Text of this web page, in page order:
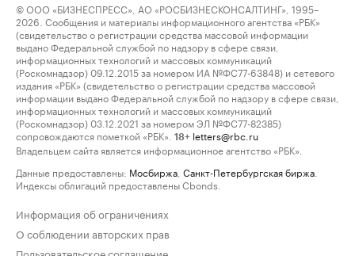
© ООО «БИЗНЕСПРЕСС», АО «РОСБИЗНЕСКОНСАЛТИНГ», 1995–
2026. Сообщения и материалы информационного агентства «РБК»
(свидетельство о регистрации средства массовой информации
выдано Федеральной службой по надзору в сфере связи,
информационных технологий и массовых коммуникаций
(Роскомнадзор) 09.12.2015 за номером ИА №ФС77-63848) и сетевого
издания «РБК» (свидетельство о регистрации средства массовой
информации выдано Федеральной службой по надзору в сфере связи,
информационных технологий и массовых коммуникаций
(Роскомнадзор) 03.12.2021 за номером ЭЛ №ФС77-82385)
сопровождаются пометкой «РБК».
18+ letters@rbc.ru
Владельцем сайта является информационное агентство «РБК».
Данные предоставлены: Мосбиржа Санкт-Петербургская биржа
Индексы облигаций предоставлены Cbonds.
Информация об ограничениях
О соблюдении авторских прав
Пользовательское соглашение